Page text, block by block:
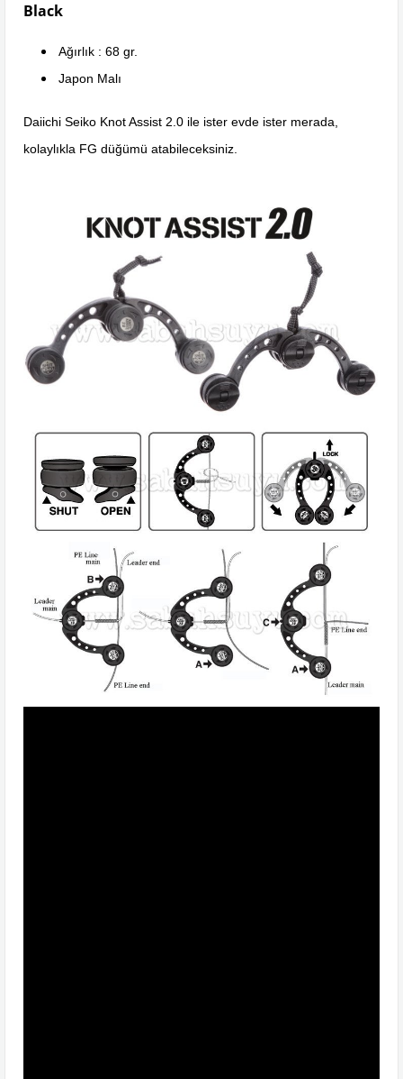
Black
Ağırlık : 68 gr.
Japon Malı
Daiichi Seiko Knot Assist 2.0 ile ister evde ister merada,
kolaylıkla FG düğümü atabileceksiniz.